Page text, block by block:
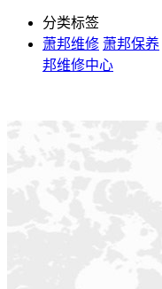
分类标签
萧邦维修 萧邦保养
邦维修中心